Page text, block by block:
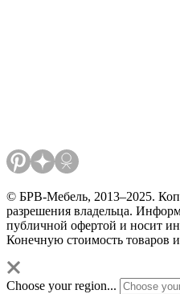
© БРВ-Мебель, 2013–2025.
разрешения владельца.
публичной офертой и носит
Конечную стоимость товаров
Choose your region...